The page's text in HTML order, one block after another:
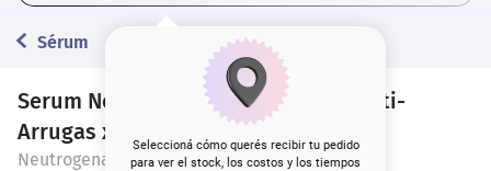
Seleccioná cómo querés recibir tu pedido
para ver el stock, los costos y los tiempos
Sérum
Serum Neutrogena Retinol Boost Anti-
Arrugas x 30ml
Neutrogena
3.
5. corrector